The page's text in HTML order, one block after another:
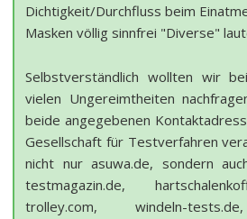
Dichtigkeit/Durchfluss beim
Masken völlig sinnfrei "Diverse"
Selbstverständlich wollten wir
vielen Ungereimtheiten
beide angegebenen
Gesellschaft für Testverfahren
nicht nur asuwa.de, sondern
testmagazin.de,
trolley.com, windeln-